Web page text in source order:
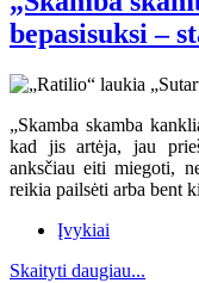
bepasisuksi –
„Skamba skamba
kad jis artėja, jau
anksčiau eiti miegoti,
reikia pailsėti arba bent
Įvykiai
Skaityti daugiau...